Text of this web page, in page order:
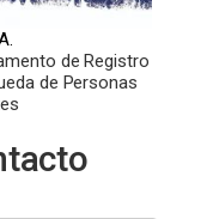
de Registro
de Personas